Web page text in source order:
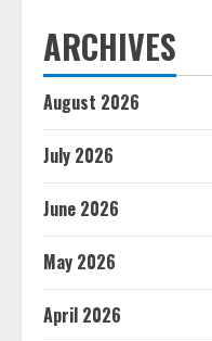
ARCHIVES
August 2026
July 2026
June 2026
May 2026
April 2026